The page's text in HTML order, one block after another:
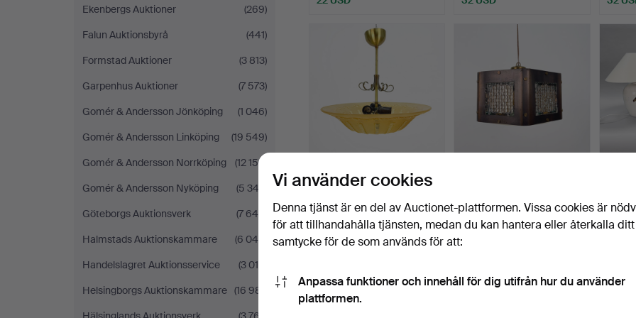
Ekenbergs Auktioner
(269)
Falun Auktionsbyrå
(441)
Formstad Auktioner
(3 813)
Garpenhus Auktioner
(7 573)
Gomér & Andersson Jönköping
(1 046)
Gomér & Andersson Linköping
(19 549)
Gomér & Andersson Norrköping
(12 150)
Gomér & Andersson Nyköping
(5 343)
Göteborgs Auktionsverk
(7 648)
Halmstads Auktionskammare
(6 049)
Handelslagret Auktionsservice
(3 016)
Helsingborgs Auktionskammare (16 981)
PLAFOND -Swedish
Modern Mässing och
textur…
Klubbades 20 jul 2026
1 bud
211 USD
brut…
Klubbades 20 jul 2026
1 bud
16 bud
Vi använder cookies
Denna tjänst är en del av Auctionet-plattformen. Vissa cookies är
för att tillhandahålla tjänsten, medan du kan hantera eller återkalla ditt
samtycke för de som används för att:
Anpassa funktioner och innehåll för dig utifrån hur du använder
plattformen.